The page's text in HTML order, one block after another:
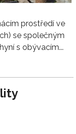
prostředí ve
se společným
s obývacím...